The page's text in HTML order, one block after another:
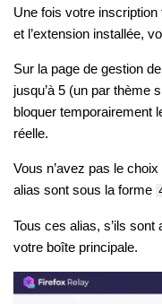
Une fois votre
et l’extension installée,
Sur la page de gestion
jusqu’à 5 (un par thème
bloquer temporairement
réelle.
Vous n’avez pas le
alias sont sous la forme
Tous ces alias, s’ils
votre boîte principale.